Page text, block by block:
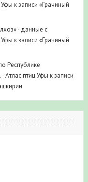
Уфы к записи «Грачиный
- данные с
Уфы к записи «Грачиный
Республике
Атлас птиц Уфы к записи